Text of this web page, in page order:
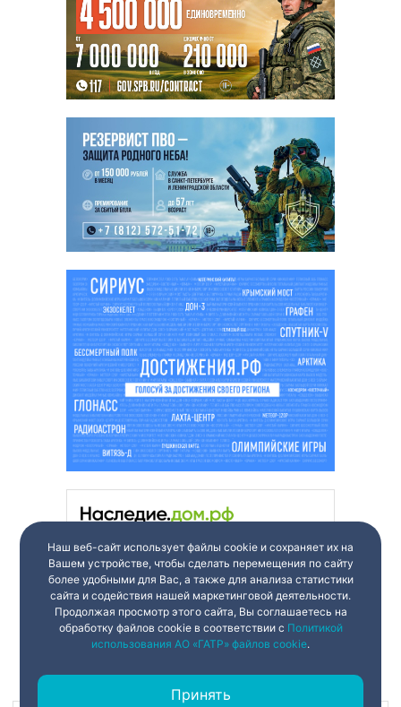
Наш веб-сайт использует файлы cookie и сохраняет их на
Вашем устройстве, чтобы сделать перемещения по сайту
более удобными для Вас, а также для анализа статистики
сайта и содействия нашей маркетинговой деятельности.
Продолжая просмотр этого сайта, Вы соглашаетесь на
обработку файлов cookie в соответствии с Политикой
использования АО «ГАТР» файлов cookie.
Принять